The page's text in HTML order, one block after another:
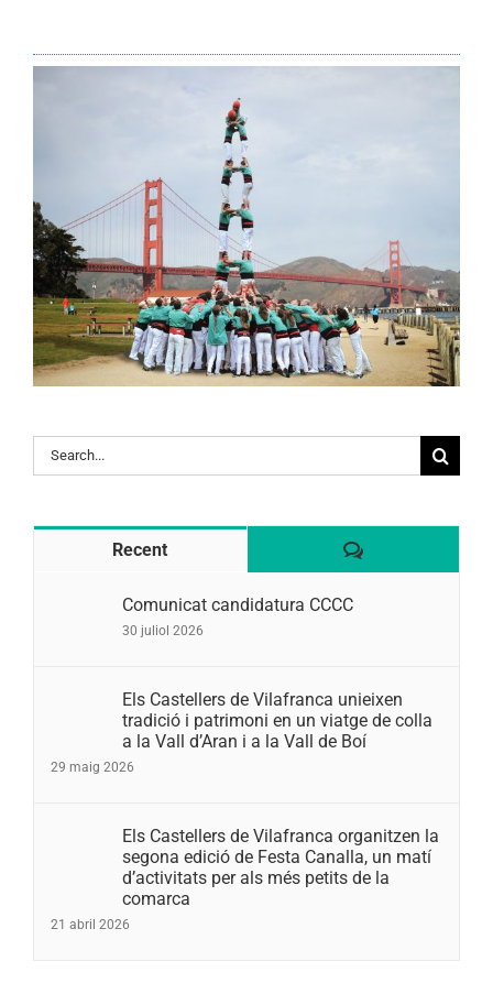
Search
for:
Recent Comentaris
Comunicat candidatura CCCC
30 juliol 2026
Els Castellers de Vilafranca unieixen
tradició i patrimoni en un viatge de colla
a la Vall d’Aran i a la Vall de Boí
29 maig 2026
Els Castellers de Vilafranca organitzen la
segona edició de Festa Canalla, un matí
d’activitats per als més petits de la
comarca
21 abril 2026